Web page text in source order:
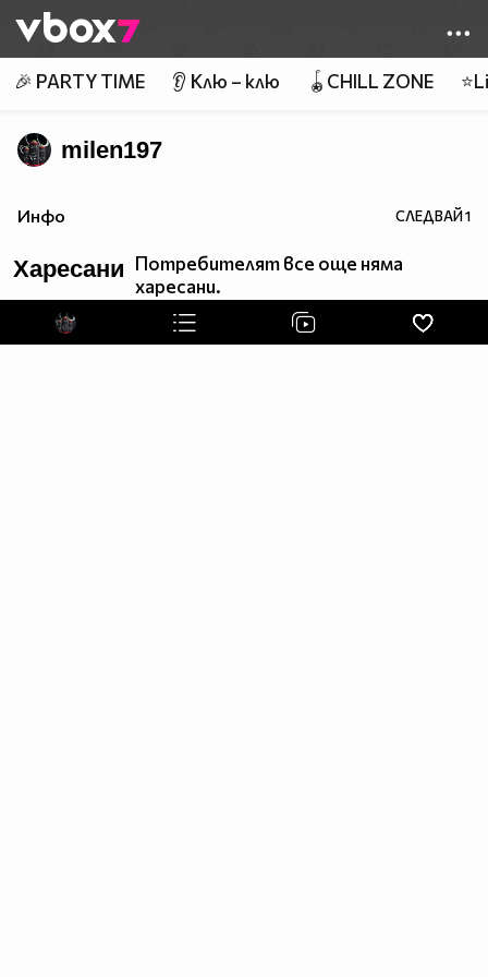
👾
🎉 PARTY TIME 👂 Клю – клю 🪀CHILL ZONE
milen197
Инфо СЛЕДВАЙ1
Харесани Потребителят все още няма
харесани.